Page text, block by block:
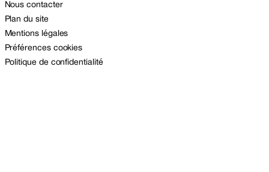
Nous contacter
Plan du site
Mentions légales
Préférences cookies
Politique de confidentialité